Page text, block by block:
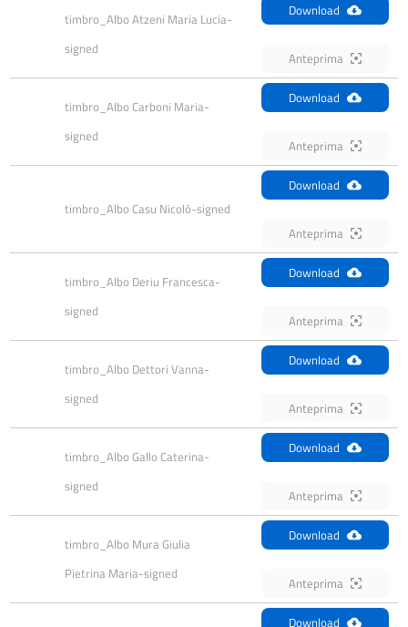
timbro_Albo Atzeni Maria Lucia-
signed
Download
Anteprima
timbro_Albo Carboni Maria-
signed
Download
Anteprima
timbro_Albo Casu Nicolò-signed
Download
Anteprima
timbro_Albo Deriu Francesca-
signed
Download
Anteprima
timbro_Albo Dettori Vanna-
signed
Download
Anteprima
timbro_Albo Gallo Caterina-
signed
Download
Anteprima
timbro_Albo Mura Giulia
Pietrina Maria-signed
Download
Anteprima
Download